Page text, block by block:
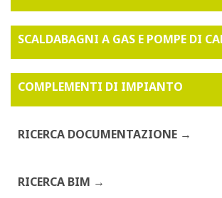
SCALDABAGNI A GAS E POMPE DI
COMPLEMENTI DI IMPIANTO
RICERCA DOCUMENTAZIONE
RICERCA BIM